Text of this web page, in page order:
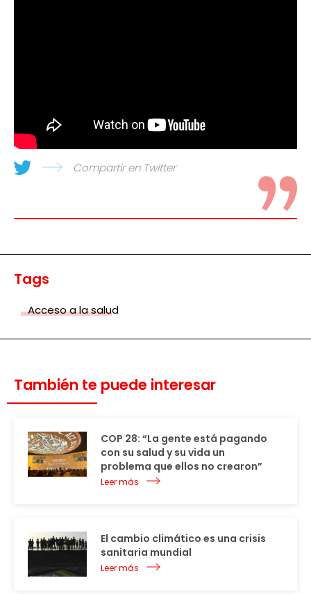
Compartir en Twitter
Tags
Acceso a la salud
También te puede interesar
COP 28: “La gente está pagando
con su salud y su vida un
problema que ellos no crearon”
Leer más
El cambio climático es una crisis
sanitaria mundial
Leer más